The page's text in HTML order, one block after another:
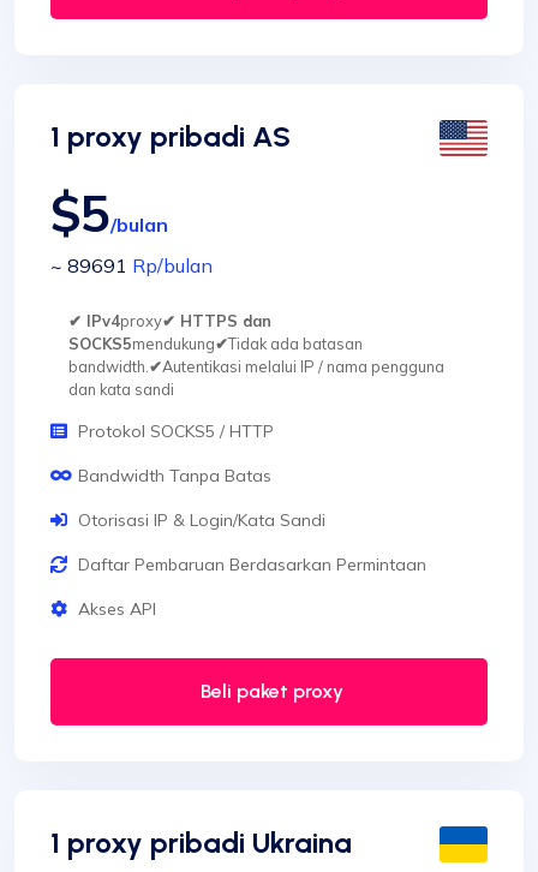
1 proxy pribadi AS
$5/bulan
~ 89691 Rp/bulan
✔ IPv4proxy✔ HTTPS dan
SOCKS5mendukung✔Tidak ada batasan
bandwidth.✔Autentikasi melalui IP / nama pengguna
dan kata sandi
Protokol SOCKS5 / HTTP
Bandwidth Tanpa Batas
Otorisasi IP & Login/Kata Sandi
Daftar Pembaruan Berdasarkan Permintaan
Akses API
Beli paket proxy
1 proxy pribadi Ukraina